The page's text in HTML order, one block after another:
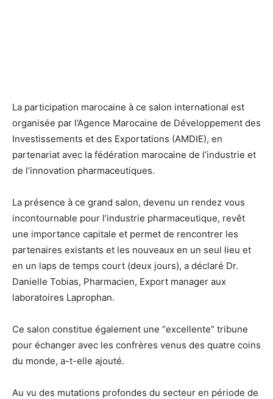
La participation marocaine à ce salon international est
organisée par l’Agence Marocaine de Développement des
Investissements et des Exportations (AMDIE), en
partenariat avec la fédération marocaine de l’industrie et
de l’innovation pharmaceutiques.
La présence à ce grand salon, devenu un rendez vous
incontournable pour l’industrie pharmaceutique, revêt
une importance capitale et permet de rencontrer les
partenaires existants et les nouveaux en un seul lieu et
en un laps de temps court (deux jours), a déclaré Dr.
Danielle Tobias, Pharmacien, Export manager aux
laboratoires Laprophan.
Ce salon constitue également une “excellente” tribune
pour échanger avec les confrères venus des quatre coins
du monde, a-t-elle ajouté.
Au vu des mutations profondes du secteur en période de